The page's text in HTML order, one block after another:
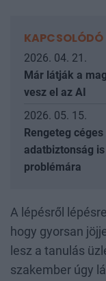
2026. 04. 21.
Már látják a
vesz el az AI
2026. 05. 15.
Rengeteg
adatbiztonság
problémára
A lépésről
hogy gyorsan
lesz a tanulás
szakember úgy